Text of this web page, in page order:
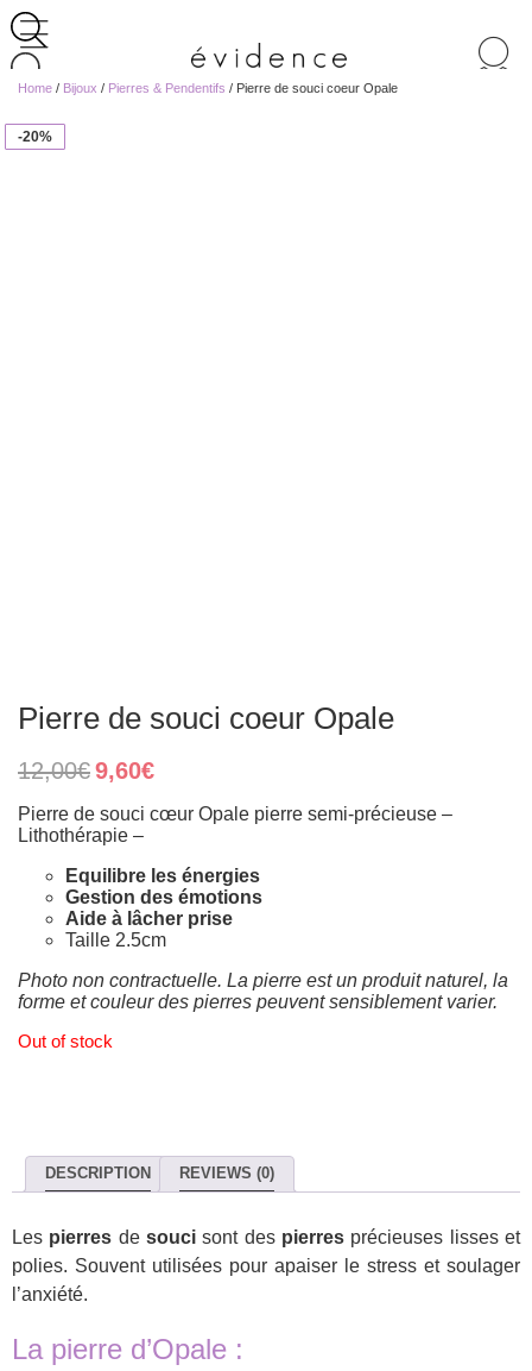
de
Home / Bijoux / Pierres & Pendentifs / Pierre de souci coeur Opale
-20%
Pierre de souci coeur Opale
12,00€ Original
price
was:
12,00€.
9,60€Current
is:
Pierre de souci cœur Opale pierre semi-précieuse –
Lithothérapie –
Equilibre les énergies
Gestion des émotions
Aide à lâcher prise
Taille 2.5cm
Photo non contractuelle. La pierre est un produit naturel, la
forme et couleur des pierres peuvent sensiblement varier.
Out of stock
DESCRIPTION REVIEWS (0)
Les pierres desouci sont des pierres précieuses lisses et
polies. Souvent utilisées pour apaiser le stress et soulager
l’anxiété.
La pierre d’Opale :